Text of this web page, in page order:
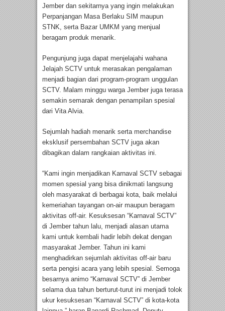
Jember dan sekitarnya yang ingin melakukan
Perpanjangan Masa Berlaku SIM maupun
STNK, serta Bazar UMKM yang menjual
beragam produk menarik.
Pengunjung juga dapat menjelajahi wahana
Jelajah SCTV untuk merasakan pengalaman
menjadi bagian dari program-program unggulan
SCTV. Malam minggu warga Jember juga terasa
semakin semarak dengan penampilan spesial
dari Vita Alvia.
Sejumlah hadiah menarik serta merchandise
eksklusif persembahan SCTV juga akan
dibagikan dalam rangkaian aktivitas ini.
“Kami ingin menjadikan Karnaval SCTV sebagai
momen spesial yang bisa dinikmati langsung
oleh masyarakat di berbagai kota, baik melalui
kemeriahan tayangan on-air maupun beragam
aktivitas off-air. Kesuksesan “Karnaval SCTV”
di Jember tahun lalu, menjadi alasan utama
kami untuk kembali hadir lebih dekat dengan
masyarakat Jember. Tahun ini kami
menghadirkan sejumlah aktivitas off-air baru
serta pengisi acara yang lebih spesial. Semoga
besarnya animo “Karnaval SCTV” di Jember
selama dua tahun berturut-turut ini menjadi tolok
ukur kesuksesan “Karnaval SCTV” di kota-kota